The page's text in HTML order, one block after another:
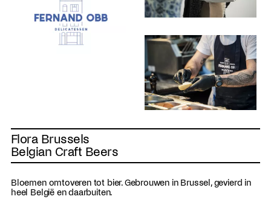
Flora Brussels
Belgian Craft Beers
Bloemen omtoveren tot bier. Gebrouwen in Brussel, gevierd in
heel België en daarbuiten.